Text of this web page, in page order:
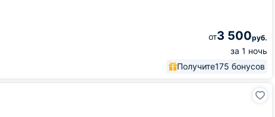
от3 500руб.
за 1 ночь
Получите175 бонусов